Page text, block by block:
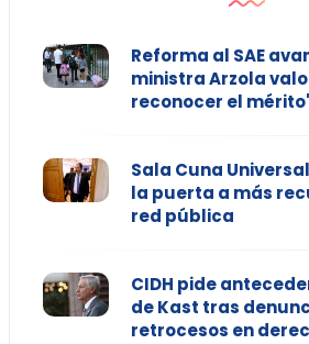
Reforma al SAE
ministra Arzola
reconocer el
Sala Cuna
la puerta a más
red pública
CIDH pide
de Kast tras
retrocesos en